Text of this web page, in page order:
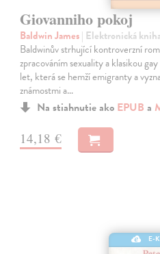
Giovanniho pokoj
Baldwin James| Elektronická kniha
Baldwinův strhující kontroverzní
zpracováním sexuality a klasikou
let, která se hemží emigranty a
známostmi a…
Na stiahnutie ako EPUB a
14,18 €
E-